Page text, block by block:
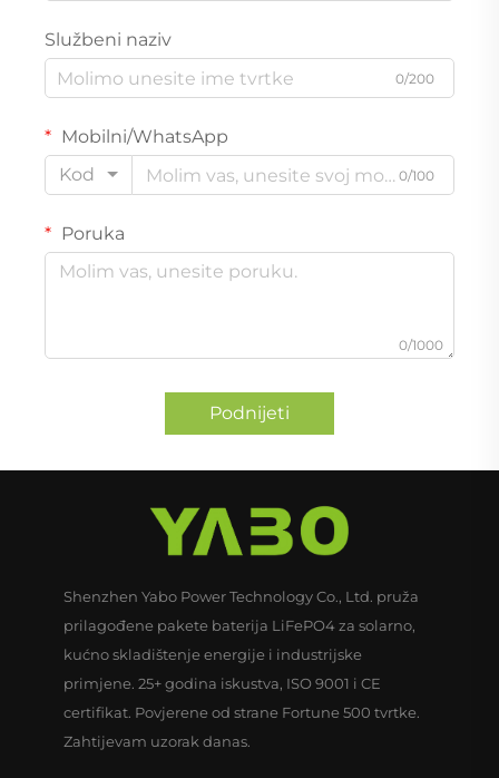
Službeni naziv
0/200
Mobilni/WhatsApp
Kod
0/100
Poruka
0/1000
Podnijeti
Shenzhen Yabo Power Technology Co., Ltd. pruža
prilagođene pakete baterija LiFePO4 za solarno,
kućno skladištenje energije i industrijske
primjene. 25+ godina iskustva, ISO 9001 i CE
certifikat. Povjerene od strane Fortune 500 tvrtke.
Zahtijevam uzorak danas.